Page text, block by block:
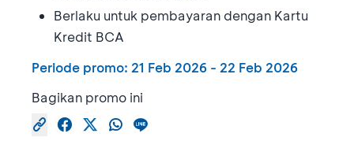
Berlaku untuk pembayaran dengan Kartu
Kredit BCA
Periode promo: 21 Feb 2026 - 22 Feb 2026
Bagikan promo ini